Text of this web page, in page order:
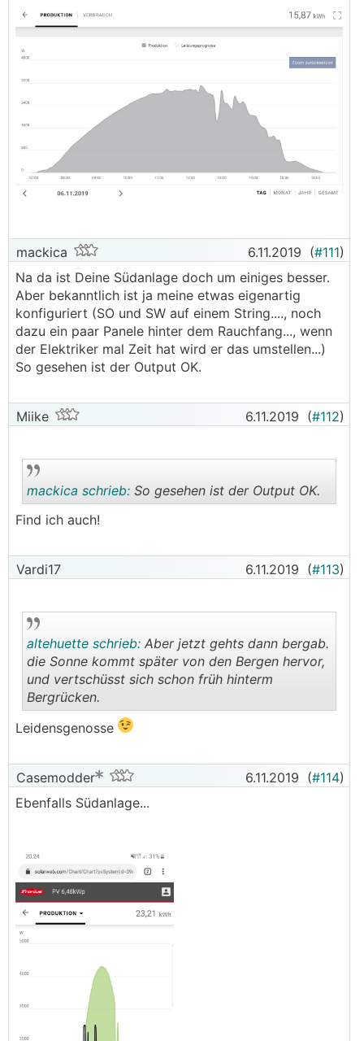
mackica 6.11.2019 (#111)
Na da ist Deine Südanlage doch um einiges besser.
Aber bekanntlich ist ja meine etwas eigenartig
konfiguriert (SO und SW auf einem String...., noch
dazu ein paar Panele hinter dem Rauchfang..., wenn
der Elektriker mal Zeit hat wird er das umstellen...)
So gesehen ist der Output OK.
Miike 6.11.2019 (#112)
..
mackica schrieb: So gesehen ist der Output OK.
Find ich auch!
Vardi17 6.11.2019 (#113)
..
altehuette schrieb: Aber jetzt gehts dann bergab.
die Sonne kommt später von den Bergen hervor,
und vertschüsst sich schon früh hinterm
Bergrücken.
Leidensgenosse
Casemodder 6.11.2019 (#114)
Ebenfalls Südanlage...